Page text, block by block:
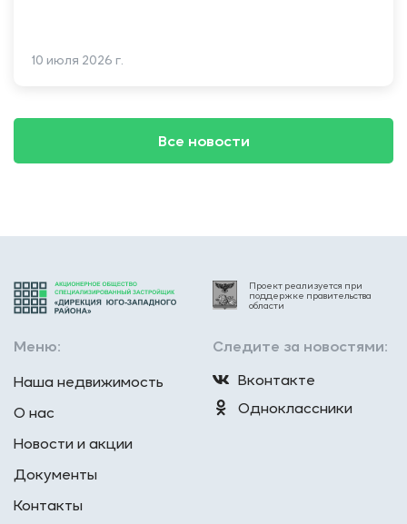
10 июля 2026 г.
Все новости
Проект реализуется при
поддержке правительства
области
Меню:
Наша недвижимость
О нас
Новости и акции
Документы
Контакты
Следите за новостями:
Вконтакте
Одноклассники